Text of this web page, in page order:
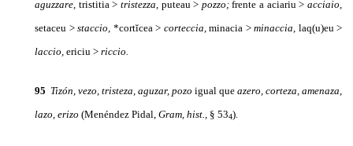
aguzzare, tristitia > tristezza, puteau > pozzo;frente a aciariu >acciaio,
setaceu > staccio, *cortĭcea > corteccia, minacia > minaccia, laq(u)eu >
laccio, ericiu > riccio.
95 Tizón, vezo, tristeza, aguzar, pozo igual que azero, corteza, ame­naza,
lazo, erizo (Menéndez Pidal, Gram, hist., § 534).